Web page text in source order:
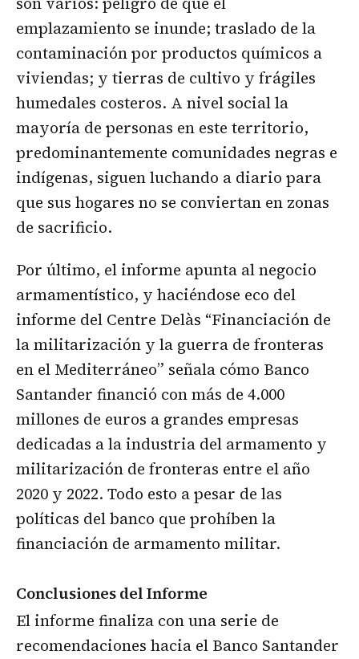
emplazamiento se inunde; traslado de la
contaminación por productos químicos a
viviendas; y tierras de cultivo y frágiles
humedales costeros. A nivel social la
mayoría de personas en este territorio,
predominantemente comunidades negras e
indígenas, siguen luchando a diario para
que sus hogares no se conviertan en zonas
de sacrificio.
Por último, el informe apunta al negocio
armamentístico, y haciéndose eco del
informe del Centre Delàs “Financiación de
la militarización y la guerra de fronteras
en el Mediterráneo” señala cómo Banco
Santander financió con más de 4.000
millones de euros a grandes empresas
dedicadas a la industria del armamento y
militarización de fronteras entre el año
2020 y 2022. Todo esto a pesar de las
políticas del banco que prohíben la
financiación de armamento militar.
Conclusiones del Informe
El informe finaliza con una serie de
recomendaciones hacia el Banco Santander